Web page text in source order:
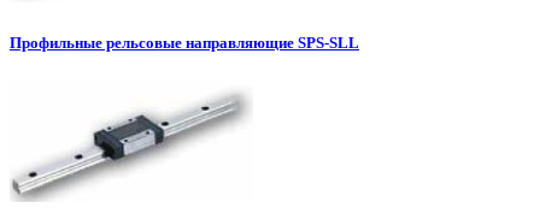
Профильные рельсовые направляющие SPS-SLL